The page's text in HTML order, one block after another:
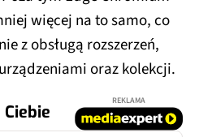
więcej na to samo, co
z obsługą rozszerzeń,
oraz kolekcji.
REKLAMA